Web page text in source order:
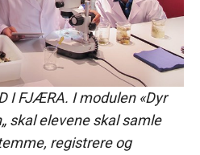
I FJÆRA. I modulen «Dyr
skal elevene skal samle
registrere og